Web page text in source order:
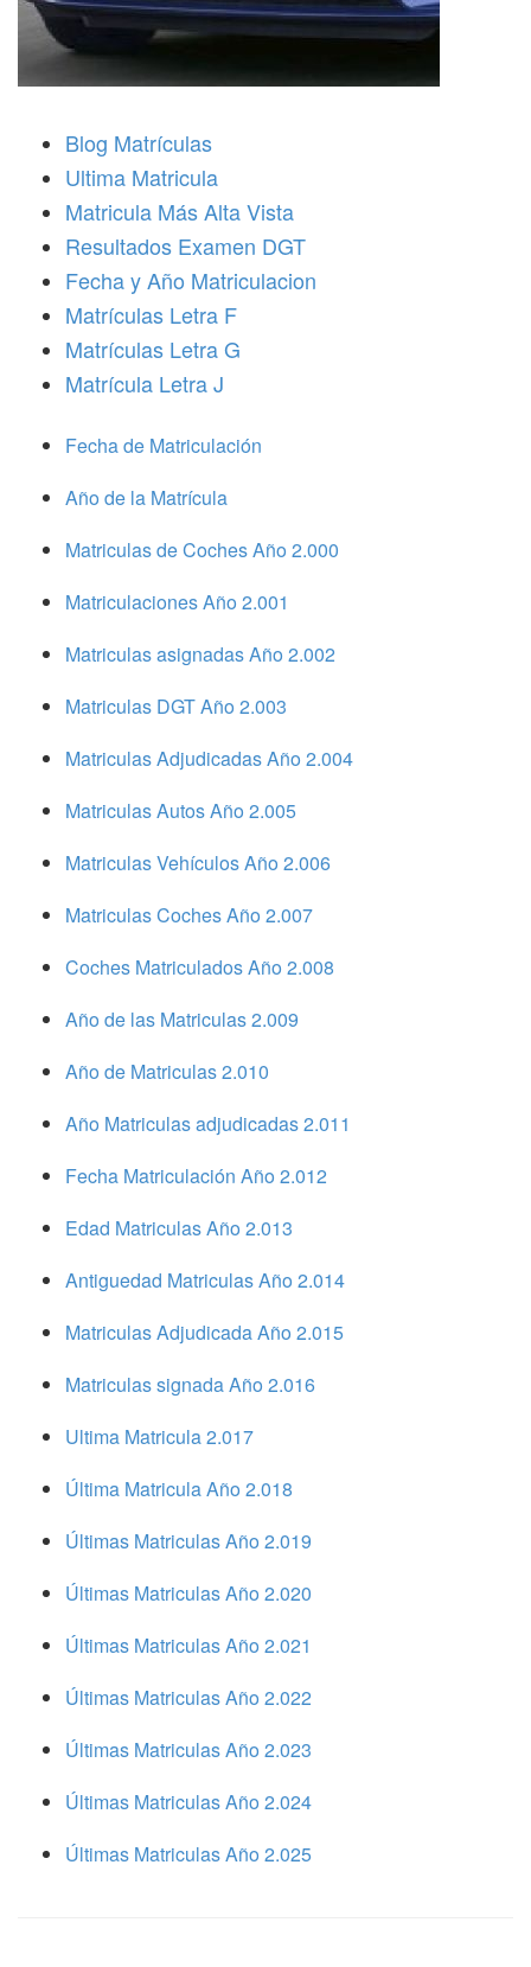
Blog Matrículas
Ultima Matricula
Matricula Más Alta Vista
Resultados Examen DGT
Fecha y Año Matriculacion
Matrículas Letra F
Matrículas Letra G
Matrícula Letra J
Fecha de Matriculación
Año de la Matrícula
Matriculas de Coches Año 2.000
Matriculaciones Año 2.001
Matriculas asignadas Año 2.002
Matriculas DGT Año 2.003
Matriculas Adjudicadas Año 2.004
Matriculas Autos Año 2.005
Matriculas Vehículos Año 2.006
Matriculas Coches Año 2.007
Coches Matriculados Año 2.008
Año de las Matriculas 2.009
Año de Matriculas 2.010
Año Matriculas adjudicadas 2.011
Fecha Matriculación Año 2.012
Edad Matriculas Año 2.013
Antiguedad Matriculas Año 2.014
Matriculas Adjudicada Año 2.015
Matriculas signada Año 2.016
Ultima Matricula 2.017
Última Matricula Año 2.018
Últimas Matriculas Año 2.019
Últimas Matriculas Año 2.020
Últimas Matriculas Año 2.021
Últimas Matriculas Año 2.022
Últimas Matriculas Año 2.023
Últimas Matriculas Año 2.024
Últimas Matriculas Año 2.025